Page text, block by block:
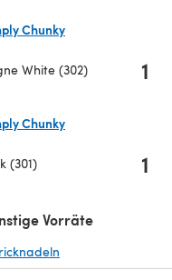
Chunky
White (302) 1
Chunky
(301) 1
Vorräte